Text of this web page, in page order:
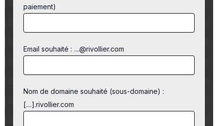
paiement)
Email souhaité : ....@rivollier.com
Nom de domaine souhaité (sous-domaine) :
[....].rivollier.com